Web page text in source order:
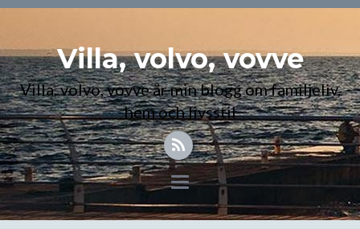
Villa, volvo, vovve
Villa, volvo, vovve är min blogg om familjeliv,
hem och livsstil
Toggle
navigation